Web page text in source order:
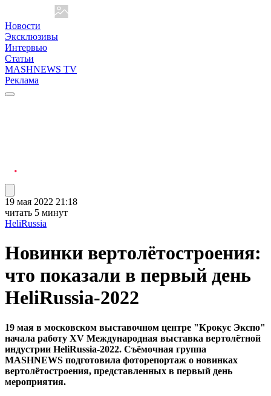
Новости
Эксклюзивы
Интервью
Статьи
MASHNEWS TV
Реклама
19 мая 2022 21:18
читать 5 минут
HeliRussia
Новинки вертолётостроения:
что показали в первый день
HeliRussia-2022
19 мая в московском выставочном центре "Крокус Экспо"
начала работу XV Международная выставка вертолётной
индустрии HeliRussia-2022. Съёмочная группа
MASHNEWS подготовила фоторепортаж о новинках
вертолётостроения, представленных в первый день
мероприятия.